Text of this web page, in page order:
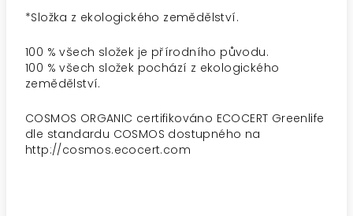
*Složka z ekologického zemědělství.
100 % všech složek je přírodního původu.
100 % všech složek pochází z ekologického
zemědělství.
COSMOS ORGANIC certifikováno ECOCERT Greenlife
dle standardu COSMOS dostupného na
http://cosmos.ecocert.com